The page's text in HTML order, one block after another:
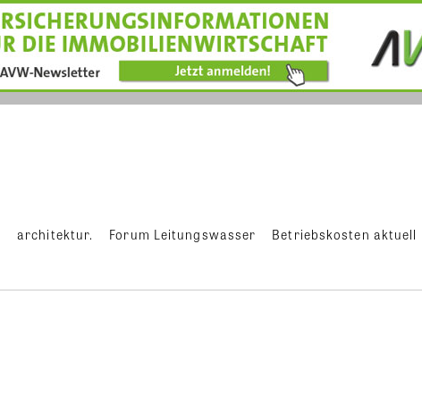
architektur. Forum Leitungswasser Betriebskosten aktuell